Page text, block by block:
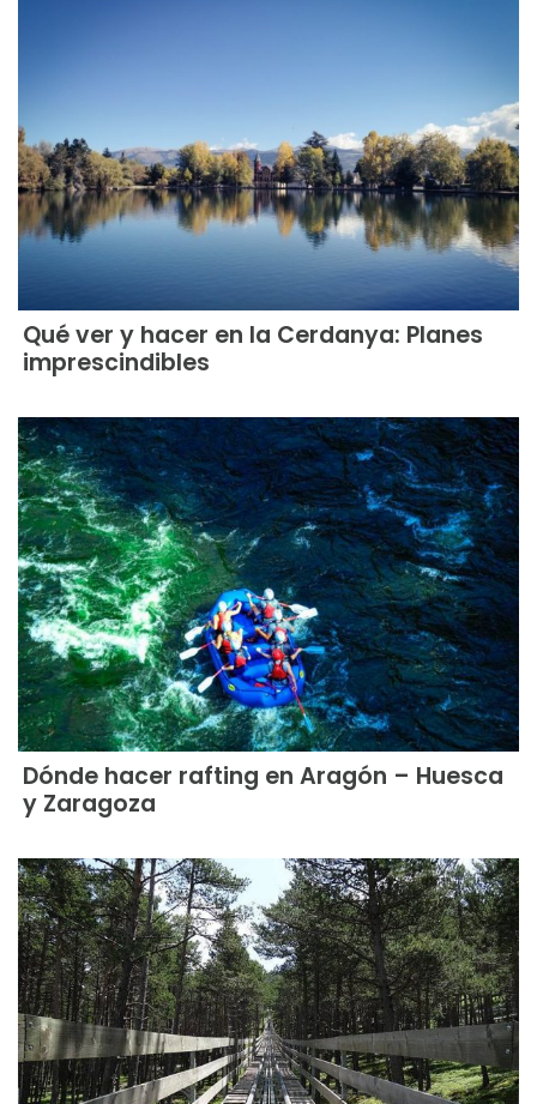
Qué ver y hacer en la Cerdanya: Planes
imprescindibles
Dónde hacer rafting en Aragón – Huesca
y Zaragoza